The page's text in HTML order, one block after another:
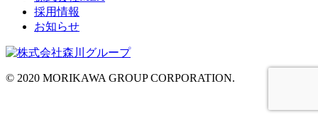
採用情報
お知らせ
© 2020 MORIKAWA GROUP CORPORATION.